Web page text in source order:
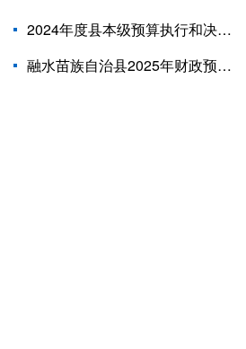
2024年度县本级预算执行和决算草案编制情况审计查出问题整改情况
融水苗族自治县2025年财政预算执行情况和 2026年财政预算的报告